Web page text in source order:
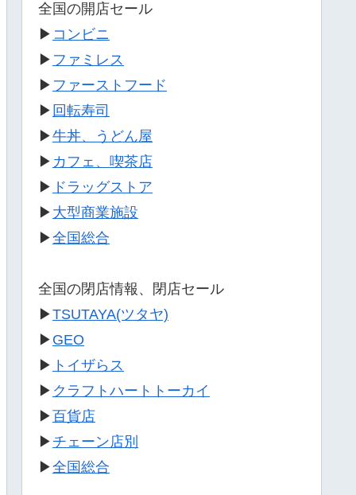
全国の開店セール
▶ コンビニ
▶ ファミレス
▶ ファーストフード
▶ 回転寿司
▶牛丼、うどん屋
▶ カフェ、喫茶店
▶ ドラッグストア
▶ 大型商業施設
▶全国総合
全国の閉店情報、閉店セール
▶TSUTAYA(ツタヤ)
▶ GEO
▶ トイザらス
▶ クラフトハートトーカイ
▶百貨店
▶ チェーン店別
▶全国総合